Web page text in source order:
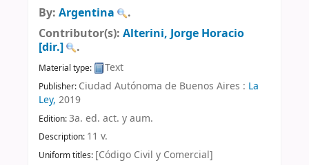
By: Argentina
.
Contributor(s): Alterini, Jorge Horacio
[dir.]
.
Material type: Text
Publisher: Ciudad Autónoma de Buenos Aires : La
Ley, 2019
Edition:3a. ed. act. y aum.
Description: 11 v.
Uniform titles: [Código Civil y Comercial]